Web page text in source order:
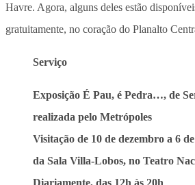
Havre. Agora, alguns deles estão
gratuitamente, no coração do Planalto
Serviço
Exposição É Pau, é Pedra…, de
realizada pelo Metrópoles
Visitação de 10 de dezembro a 6
da Sala Villa-Lobos, no Teatro
Diariamente, das 12h às 20h